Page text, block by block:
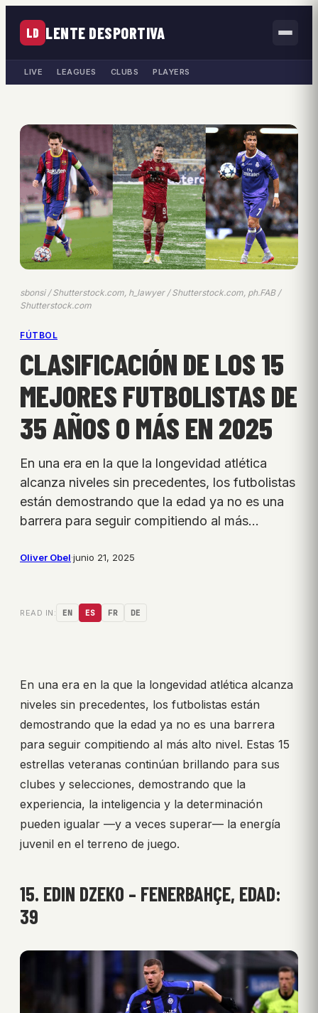
LD LENTE DESPORTIVA
LIVE LEAGUES CLUBS PLAYERS
sbonsi / Shutterstock.com, h_lawyer / Shutterstock.com, ph.FAB /
Shutterstock.com
FÚTBOL
CLASIFICACIÓN DE LOS 15
MEJORES FUTBOLISTAS DE
35 AÑOS O MÁS EN 2025
En una era en la que la longevidad atlética
alcanza niveles sin precedentes, los futbolistas
están demostrando que la edad ya no es una
barrera para seguir compitiendo al más…
Oliver Obel·junio 21, 2025
READ IN: EN ES FR DE
En una era en la que la longevidad atlética alcanza
niveles sin precedentes, los futbolistas están
demostrando que la edad ya no es una barrera
para seguir compitiendo al más alto nivel. Estas 15
estrellas veteranas continúan brillando para sus
clubes y selecciones, demostrando que la
experiencia, la inteligencia y la determinación
pueden igualar —y a veces superar— la energía
juvenil en el terreno de juego.
15. EDIN DZEKO – FENERBAHÇE, EDAD:
39